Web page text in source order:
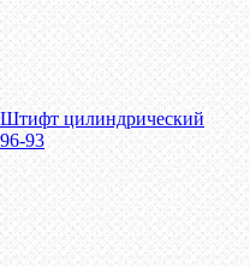
Штифт цилиндрический
93